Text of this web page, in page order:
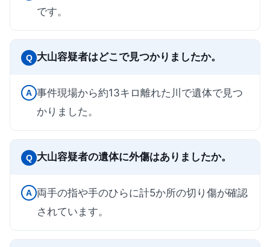
です。
Q 大山容疑者はどこで見つかりましたか。
A 事件現場から約13キロ離れた川で遺体で見つ
かりました。
Q 大山容疑者の遺体に外傷はありましたか。
A 両手の指や手のひらに計5か所の切り傷が確認
されています。